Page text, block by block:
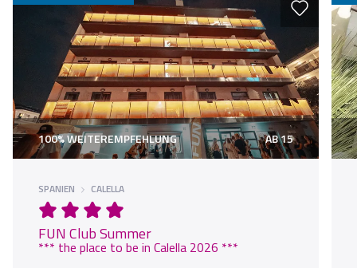
100% WEITEREMPFEHLUNG AB 15
SPANIEN CALELLA
FUN Club Summer
*** the place to be in Calella 2026 ***